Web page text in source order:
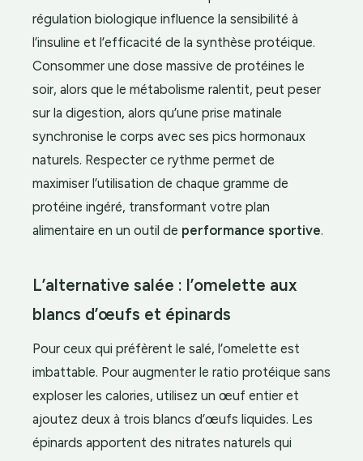
régulation biologique influence la sensibilité à
l’insuline et l’efficacité de la synthèse protéique.
Consommer une dose massive de protéines le
soir, alors que le métabolisme ralentit, peut peser
sur la digestion, alors qu’une prise matinale
synchronise le corps avec ses pics hormonaux
naturels. Respecter ce rythme permet de
maximiser l’utilisation de chaque gramme de
protéine ingéré, transformant votre plan
alimentaire en un outil de performance sportive.
L’alternative salée : l’omelette aux
blancs d’œufs et épinards
Pour ceux qui préfèrent le salé, l’omelette est
imbattable. Pour augmenter le ratio protéique sans
exploser les calories, utilisez un œuf entier et
ajoutez deux à trois blancs d’œufs liquides. Les
épinards apportent des nitrates naturels qui